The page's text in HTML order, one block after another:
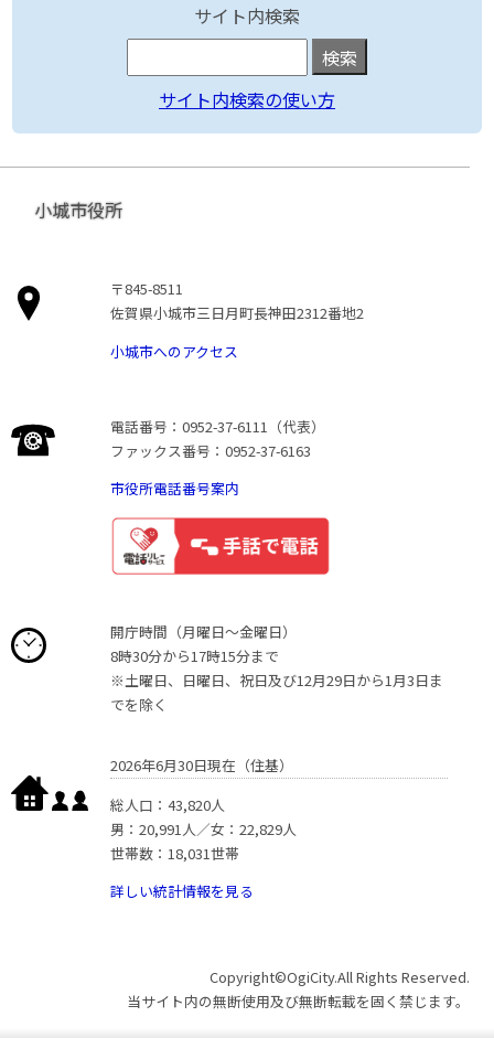
サイト内検索
サイト内検索の使い方
小城市役所
〒845-8511
佐賀県小城市三日月町長神田2312番地2
小城市へのアクセス
電話番号：0952-37-6111（代表）
ファックス番号：0952-37-6163
市役所電話番号案内
開庁時間（月曜日〜金曜日）
8時30分から17時15分まで
※土曜日、日曜日、祝日及び12月29日から1月3日ま
でを除く
2026年6月30日現在（住基）
総人口：43,820人
男：20,991人／女：22,829人
世帯数：18,031世帯
詳しい統計情報を見る
Copyright©OgiCity.All Rights Reserved.
当サイト内の無断使用及び無断転載を固く禁じます。